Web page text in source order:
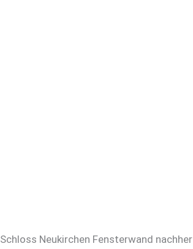
Schloss Neukirchen Fensterwand nachher